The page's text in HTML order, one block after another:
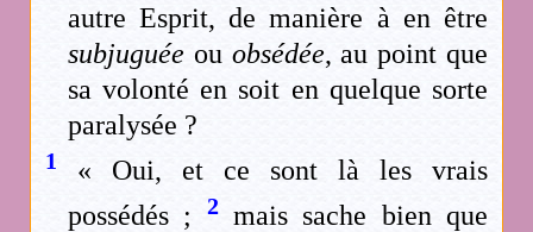
autre Esprit, de manière à en être
subjuguée ou obsédée, au point que
sa volonté en soit en quelque sorte
paralysée ?
1
« Oui, et ce sont là les vrais
possédés ;
2mais sache bien que